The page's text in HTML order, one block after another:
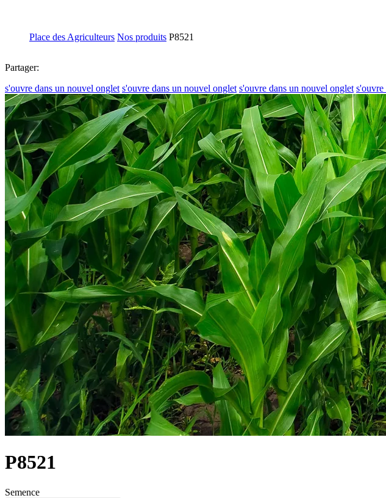
Place des Agriculteurs Nos produits P8521
Partager:
s'ouvre dans un nouvel onglet s'ouvre dans un nouvel onglet s'ouvre dans un nouvel onglet s'ouvre
P8521
Semence